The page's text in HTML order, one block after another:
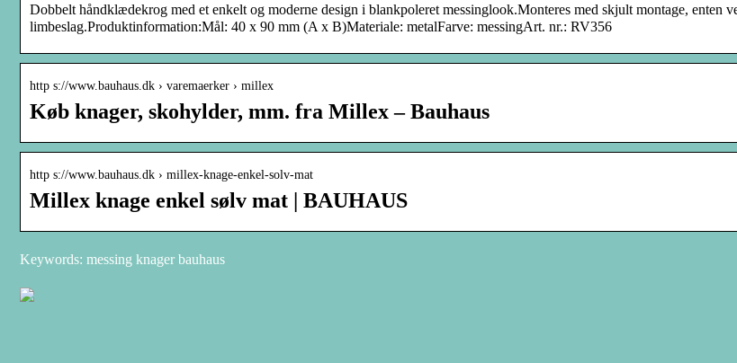
Dobbelt håndklædekrog med et enkelt og moderne design i blankpoleret messinglook.Monteres med skjult montage, enten
limbeslag.Produktinformation:Mål: 40 x 90 mm (A x B)Materiale: metalFarve: messingArt. nr.: RV356
http s://www.bauhaus.dk › varemaerker › millex
Køb knager, skohylder, mm. fra Millex – Bauhaus
http s://www.bauhaus.dk › millex-knage-enkel-solv-mat
Millex knage enkel sølv mat | BAUHAUS
Keywords: messing knager bauhaus